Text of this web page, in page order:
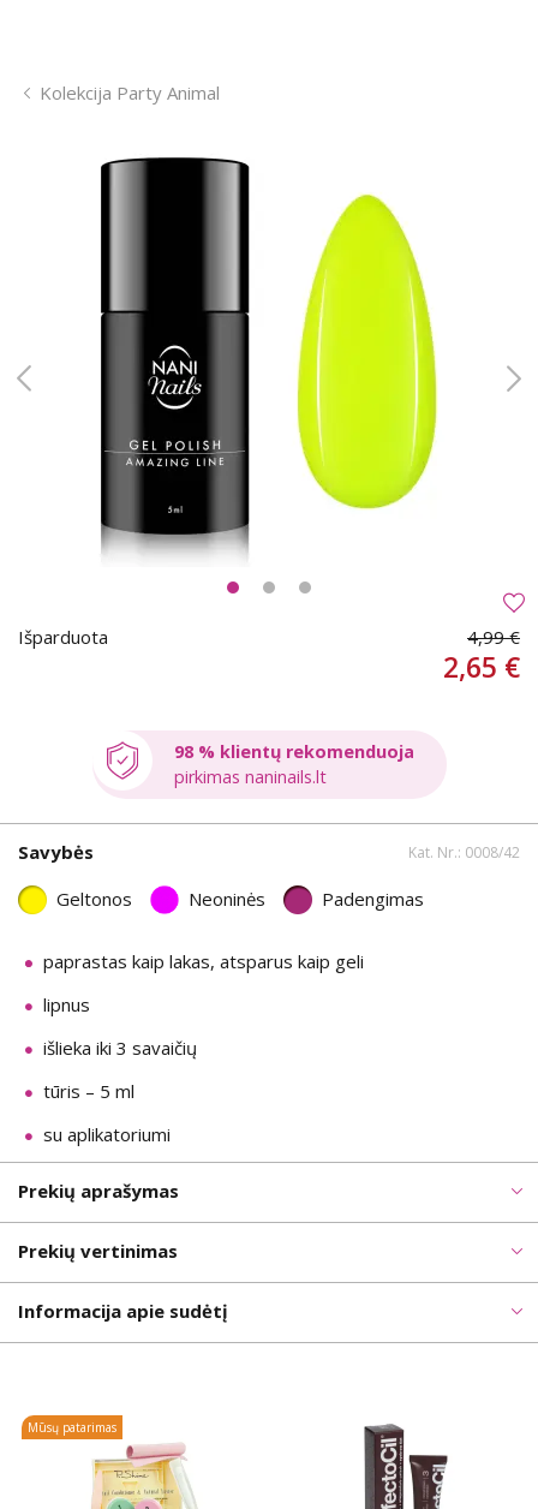
Kolekcija Party Animal
Išparduota 4,99 €
2,65 €
98 % klientų rekomenduoja
pirkimas naninails.lt
Savybės Kat. Nr.: 0008/42
Geltonos Neoninės Padengimas
paprastas kaip lakas, atsparus kaip geli
lipnus
išlieka iki 3 savaičių
tūris – 5 ml
su aplikatoriumi
Prekių aprašymas
Prekių vertinimas
Informacija apie sudėtį
Mūsų patarimas